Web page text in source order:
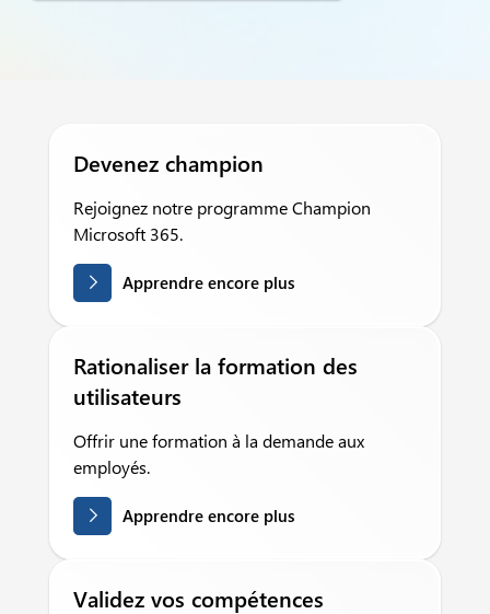
Devenez champion
Rejoignez notre programme Champion
Microsoft 365.
Apprendre encore plus
Rationaliser la formation des
utilisateurs
Offrir une formation à la demande aux
employés.
Apprendre encore plus
Validez vos compétences